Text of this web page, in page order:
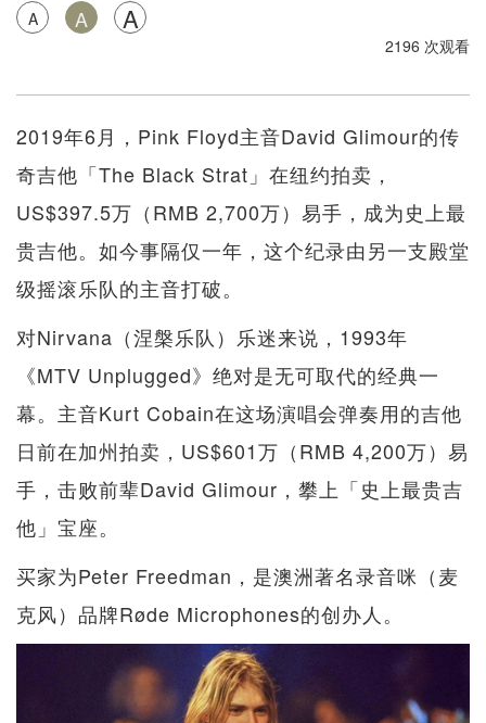
A A A
2196 次观看
2019年6月，Pink Floyd主音David Glimour的传
奇吉他「The Black Strat」在纽约拍卖，
US$397.5万（RMB 2,700万）易手，成为史上最
贵吉他。如今事隔仅一年，这个纪录由另一支殿堂
级摇滚乐队的主音打破。
对Nirvana（涅槃乐队）乐迷来说，1993年
《MTV Unplugged》绝对是无可取代的经典一
幕。主音Kurt Cobain在这场演唱会弹奏用的吉他
日前在加州拍卖，US$601万（RMB 4,200万）易
手，击败前辈David Glimour，攀上「史上最贵吉
他」宝座。
买家为Peter Freedman，是澳洲著名录音咪（麦
克风）品牌Røde Microphones的创办人。